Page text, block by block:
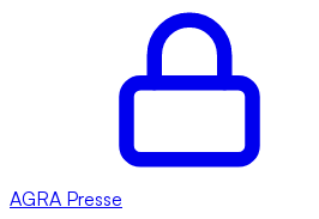
AGRA Presse